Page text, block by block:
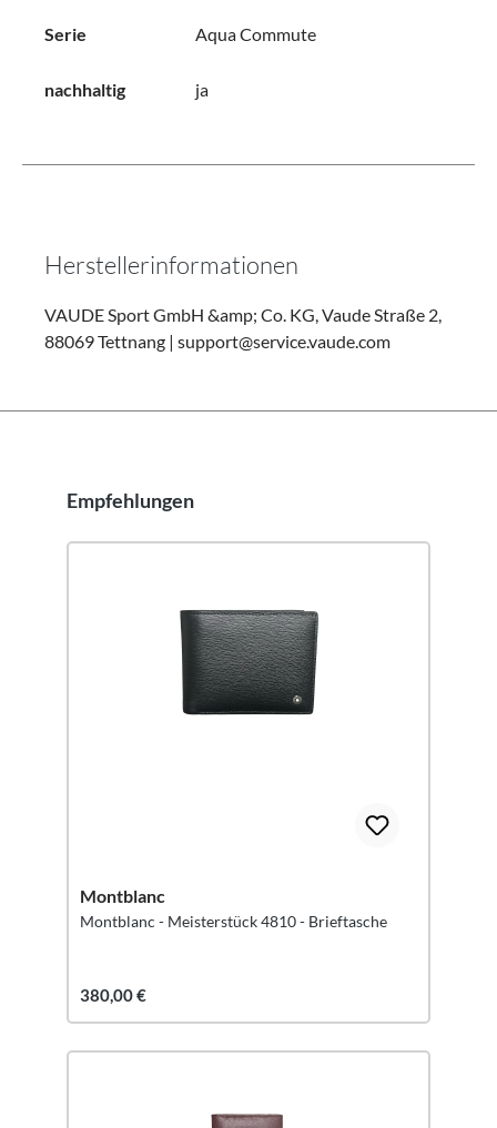
Serie Aqua Commute
nachhaltig ja
Herstellerinformationen
VAUDE Sport GmbH &amp; Co. KG, Vaude Straße 2,
88069 Tettnang | support@service.vaude.com
Produktgalerie überspringen
Empfehlungen
Montblanc
Montblanc - Meisterstück 4810 - Brieftasche
380,00 €